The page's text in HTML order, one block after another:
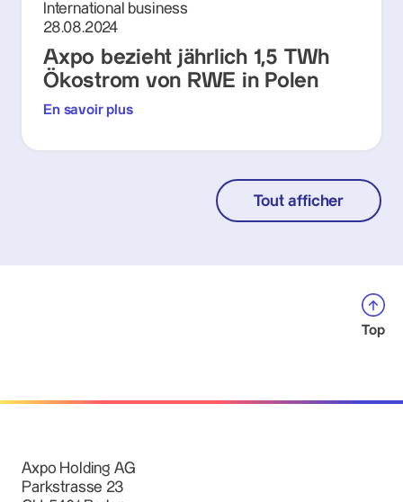
International business
28.08.2024
Axpo bezieht jährlich 1,5 TWh
Ökostrom von RWE in Polen
En savoir plus
Tout afficher
Top
Axpo Holding AG
Parkstrasse 23